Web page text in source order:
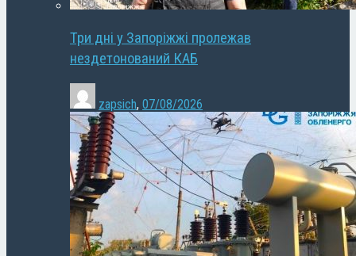
Три дні у Запоріжжі пролежав
нездетонований КАБ
zapsich, 07/08/2026